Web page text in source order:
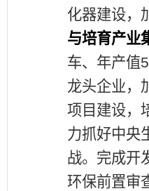
化器建设，
与培育产业
车、年产值
龙头企业，
项目建设，
力抓好中央
战。完成开
环保前置审